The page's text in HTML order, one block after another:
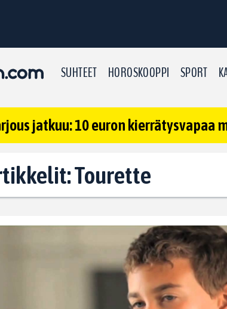
SUHTEET HOROSKOOPPI SPORT
jatkuu: 10 euron kierrätysvapaa
Tourette